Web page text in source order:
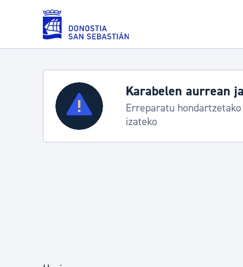
Eduki nagusira joan
Zerbitzuak
Errolda eta gai pertsonalak
Karabelen aurrean
Erreparatu
izateko